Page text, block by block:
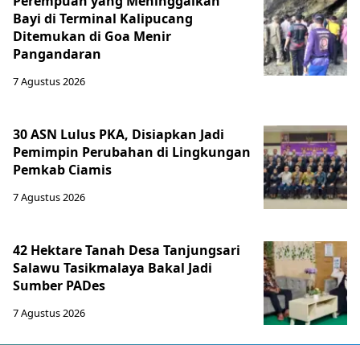
Bayi di Terminal Kalipucang
Ditemukan di Goa Menir
Pangandaran
7 Agustus 2026
30 ASN Lulus PKA, Disiapkan Jadi
Pemimpin Perubahan di Lingkungan
Pemkab Ciamis
7 Agustus 2026
42 Hektare Tanah Desa Tanjungsari
Salawu Tasikmalaya Bakal Jadi
Sumber PADes
7 Agustus 2026